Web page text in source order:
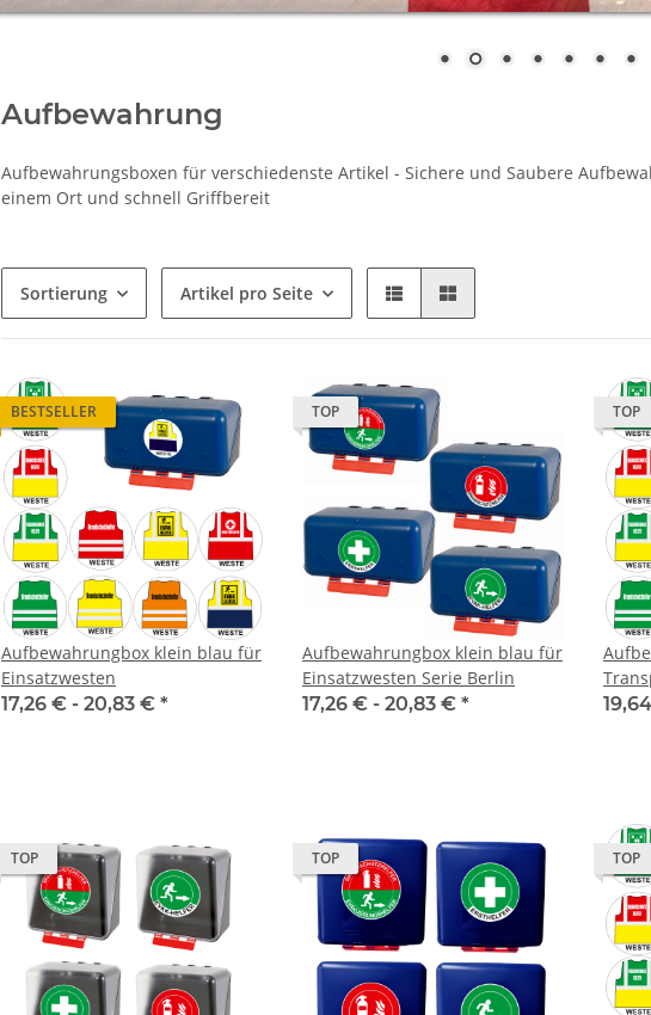
Aufbewahrung
Aufbewahrungsboxen für verschiedenste Artikel - Sichere und Saubere
einem Ort und schnell Griffbereit
Sortierung Artikel pro Seite
BESTSELLER
Aufbewahrungbox klein blau für
Einsatzwesten
17,26 € - 20,83 € *
TOP
Aufbewahrungbox klein blau für
Einsatzwesten Serie Berlin
17,26 € - 20,83 € *
TOP
TOP TOP TOP